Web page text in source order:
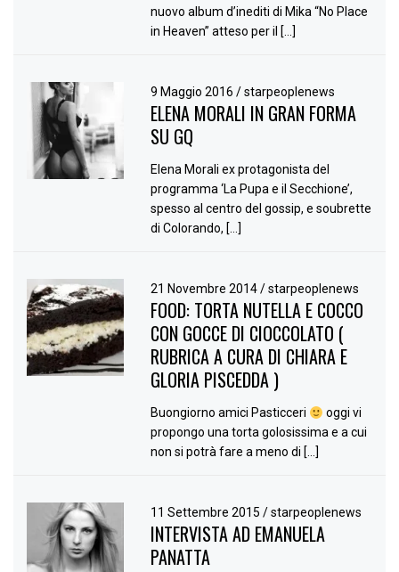
nuovo album d’inediti di Mika “No Place
in Heaven” atteso per il […]
9 Maggio 2016/ starpeoplenews
ELENA MORALI IN GRAN FORMA
SU GQ
Elena Morali ex protagonista del
programma ‘La Pupa e il Secchione’,
spesso al centro del gossip, e soubrette
di Colorando, […]
21 Novembre 2014/ starpeoplenews
FOOD: TORTA NUTELLA E COCCO
CON GOCCE DI CIOCCOLATO (
RUBRICA A CURA DI CHIARA E
GLORIA PISCEDDA )
Buongiorno amici Pasticceri
oggi vi
propongo una torta golosissima e a cui
non si potrà fare a meno di […]
11 Settembre 2015/ starpeoplenews
INTERVISTA AD EMANUELA
PANATTA